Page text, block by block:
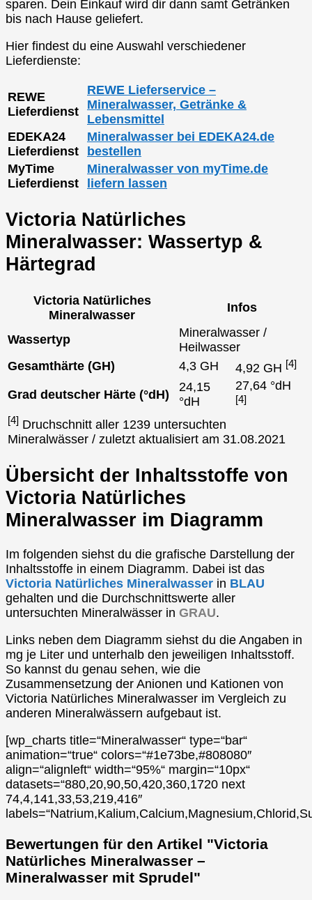
sparen. Dein Einkauf wird dir dann samt Getränken
bis nach Hause geliefert.
Hier findest du eine Auswahl verschiedener
Lieferdienste:
REWE
Lieferdienst
REWE Lieferservice –
Mineralwasser, Getränke &
Lebensmittel
EDEKA24
Lieferdienst
Mineralwasser bei EDEKA24.de
bestellen
MyTime
Lieferdienst
Mineralwasser von myTime.de
liefern lassen
Victoria Natürliches
Mineralwasser: Wassertyp &
Härtegrad
Victoria Natürliches
Mineralwasser
Infos
Wassertyp
Mineralwasser /
Heilwasser
Gesamthärte (GH)
4,3 GH 4,92 GH [4]
Grad deutscher Härte (°dH)
24,15
°dH
27,64 °dH
[4]
[4] Druchschnitt aller 1239 untersuchten
Mineralwässer / zuletzt aktualisiert am 31.08.2021
Übersicht der Inhaltsstoffe von
Victoria Natürliches
Mineralwasser im Diagramm
Im folgenden siehst du die grafische Darstellung der
Inhaltsstoffe in einem Diagramm. Dabei ist das
Victoria Natürliches Mineralwasser in BLAU
gehalten und die Durchschnittswerte aller
untersuchten Mineralwässer in GRAU.
Links neben dem Diagramm siehst du die Angaben in
mg je Liter und unterhalb den jeweiligen Inhaltsstoff.
So kannst du genau sehen, wie die
Zusammensetzung der Anionen und Kationen von
Victoria Natürliches Mineralwasser im Vergleich zu
anderen Mineralwässern aufgebaut ist.
[wp_charts title=“Mineralwasser“ type=“bar“
animation=“true“ colors=“#1e73be,#808080″
align=“alignleft“ width=“95%“ margin=“10px“
datasets=“880,20,90,50,420,360,1720 next
74,4,141,33,53,219,416″
Bewertungen für den Artikel "Victoria
Natürliches Mineralwasser –
Mineralwasser mit Sprudel"